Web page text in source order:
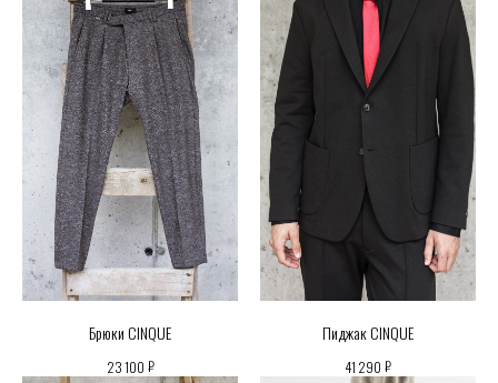
Брюки CINQUE
23 100 ₽
Пиджак CINQUE
41 290 ₽